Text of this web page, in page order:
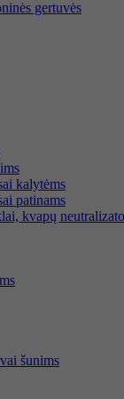
gertuvės
kalytėms
patinams
kvapų
šunims